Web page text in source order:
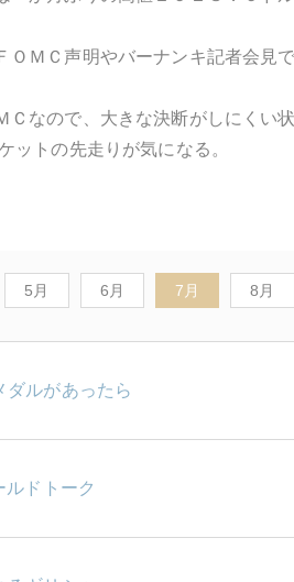
ＭＣ声明やバーナンキ記者会見
なので、大きな決断がしにくい
ットの先走りが気になる。
5月 6月 7月 8月
ダルがあったら
ドトーク